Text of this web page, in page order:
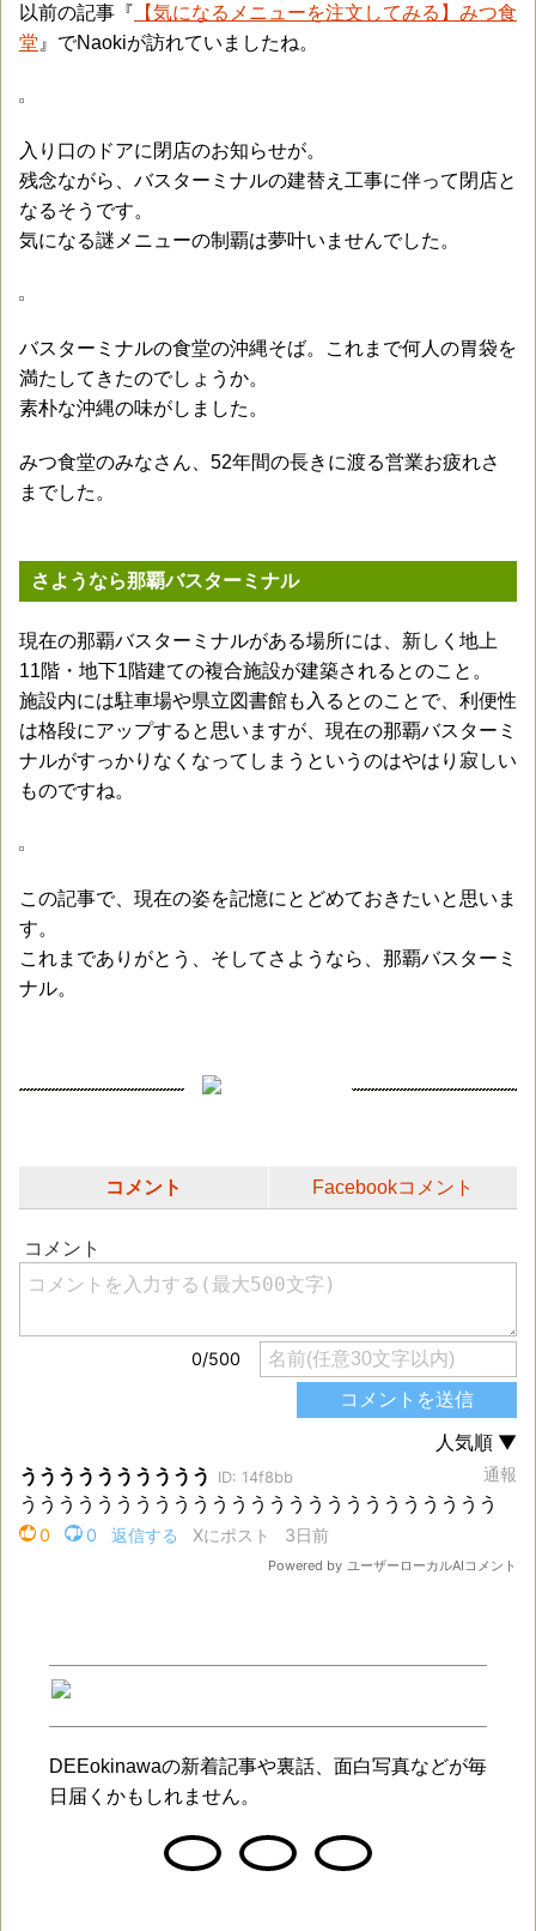
以前の記事『 【気になるメニューを注文してみる】みつ食
堂 』でNaokiが訪れていましたね。
入り口のドアに閉店のお知らせが。
残念ながら、バスターミナルの建替え工事に伴って閉店と
なるそうです。
気になる謎メニューの制覇は夢叶いませんでした。
バスターミナルの食堂の沖縄そば。これまで何人の胃袋を
満たしてきたのでしょうか。
素朴な沖縄の味がしました。
みつ食堂のみなさん、52年間の長きに渡る営業お疲れさ
までした。
さようなら那覇バスターミナル
現在の那覇バスターミナルがある場所には、新しく地上
11階・地下1階建ての複合施設が建築されるとのこと。
施設内には駐車場や県立図書館も入るとのことで、利便性
は格段にアップすると思いますが、現在の那覇バスターミ
ナルがすっかりなくなってしまうというのはやはり寂しい
ものですね。
この記事で、現在の姿を記憶にとどめておきたいと思いま
す。
これまでありがとう、そしてさようなら、那覇バスターミ
ナル。
コメント Facebookコメント
DEEokinawaの新着記事や裏話、面白写真などが毎
日届くかもしれません。